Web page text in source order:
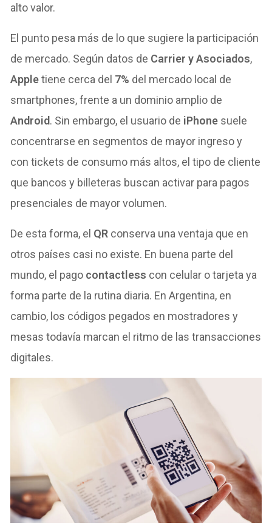
alto valor.
El punto pesa más de lo que sugiere la participación
de mercado. Según datos de Carrier y Asociados,
Appletiene cerca del 7% del mercado local de
smartphones, frente a un dominio amplio de
Android. Sin embargo, el usuario de iPhone suele
concentrarse en segmentos de mayor ingreso y
con tickets de consumo más altos, el tipo de cliente
que bancos y billeteras buscan activar para pagos
presenciales de mayor volumen.
De esta forma, el QR conserva una ventaja que en
otros países casi no existe. En buena parte del
mundo, el pago contactless con celular o tarjeta ya
forma parte de la rutina diaria. En Argentina, en
cambio, los códigos pegados en mostradores y
mesas todavía marcan el ritmo de las transacciones
digitales.